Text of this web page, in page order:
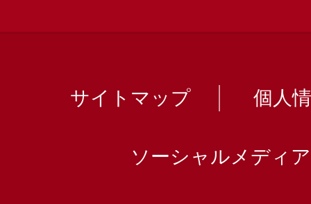
サイトマップ 個人
ソーシャルメディ